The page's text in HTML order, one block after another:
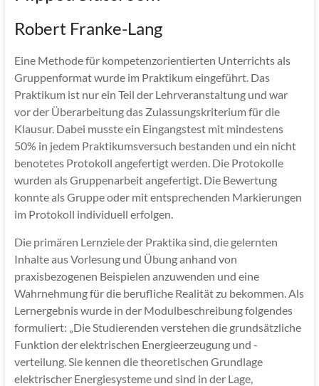
Robert Franke-Lang
Eine Methode für kompetenzorientierten Unterrichts als
Gruppenformat wurde im Praktikum eingeführt. Das
Praktikum ist nur ein Teil der Lehrveranstaltung und war
vor der Überarbeitung das Zulassungskriterium für die
Klausur. Dabei musste ein Eingangstest mit mindestens
50% in jedem Praktikumsversuch bestanden und ein nicht
benotetes Protokoll angefertigt werden. Die Protokolle
wurden als Gruppenarbeit angefertigt. Die Bewertung
konnte als Gruppe oder mit entsprechenden Markierungen
im Protokoll individuell erfolgen.
Die primären Lernziele der Praktika sind, die gelernten
Inhalte aus Vorlesung und Übung anhand von
praxisbezogenen Beispielen anzuwenden und eine
Wahrnehmung für die berufliche Realität zu bekommen. Als
Lernergebnis wurde in der Modulbeschreibung folgendes
formuliert: „Die Studierenden verstehen die grundsätzliche
Funktion der elektrischen Energieerzeugung und -
verteilung. Sie kennen die theoretischen Grundlage
elektrischer Energiesysteme und sind in der Lage,